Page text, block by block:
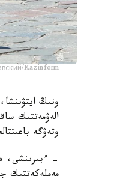
Kazinform
ونىڭ
الەۋمەتتىك
وتەۋگە